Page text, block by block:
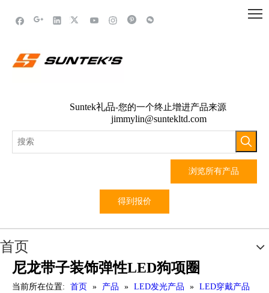
Suntek礼品-您的一个终止增进产品来源
jimmylin@suntekltd.com
浏览所有产品
得到报价
首页
尼龙带子装饰弹性LED狗项圈
当前所在位置: 首页 » 产品 » LED发光产品 » LED穿戴产品